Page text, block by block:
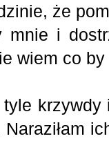
że
mnie i
wiem co by
krzywdy